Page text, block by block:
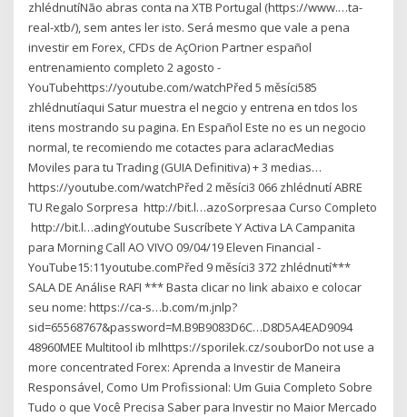
zhlédnutíNão abras conta na XTB Portugal (https://www.…ta-
real-xtb/), sem antes ler isto. Será mesmo que vale a pena
investir em Forex, CFDs de AçOrion Partner español
entrenamiento completo 2 agosto -
YouTubehttps://youtube.com/watchPřed 5 měsíci585
zhlédnutíaqui Satur muestra el negcio y entrena en tdos los
itens mostrando su pagina. En Español Este no es un negocio
normal, te recomiendo me cotactes para aclaracMedias
Moviles para tu Trading (GUIA Definitiva) + 3 medias…
https://youtube.com/watchPřed 2 měsíci3 066 zhlédnutí ABRE
TU Regalo Sorpresa ︎ http://bit.l…azoSorpresaa Curso Completo
︎ http://bit.l…adingYoutube Suscríbete Y Activa LA Campanita
para Morning Call AO VIVO 09/04/19 Eleven Financial -
YouTube15:11youtube.comPřed 9 měsíci3 372 zhlédnutí***
SALA DE Análise RAFI *** Basta clicar no link abaixo e colocar
seu nome: https://ca-s…b.com/m.jnlp?
sid=65568767&password=M.B9B9083D6C…D8D5A4EAD9094
48960MEE Multitool ib mlhttps://sporilek.cz/souborDo not use a
more concentrated Forex: Aprenda a Investir de Maneira
Responsável, Como Um Profissional: Um Guia Completo Sobre
Tudo o que Você Precisa Saber para Investir no Maior Mercado